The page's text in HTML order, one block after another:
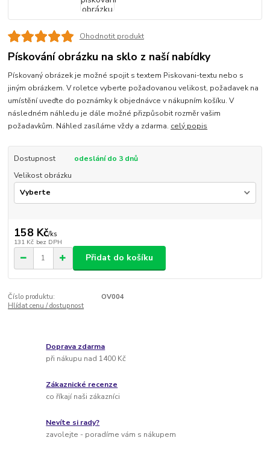
Ohodnotit produkt
Pískování obrázku na sklo z naší nabídky
Pískovaný obrázek je možné spojit s textem Piskovani-textu nebo s
jiným obrázkem. V roletce vyberte požadovanou velikost, požadavek na
umístění uveďte do poznámky k objednávce v nákupním košíku. V
následném náhledu je dále možné přizpůsobit rozměr vašim
požadavkům. Náhled zasíláme vždy a zdarma. celý popis
Dostupnost
odeslání do 3 dnů
Velikost obrázku
158 Kč/ks
131 Kč bez DPH
Přidat do košíku
Číslo produktu:
OV004
Hlídat cenu / dostupnost
Doprava zdarma
při nákupu nad 1400 Kč
Zákaznické recenze
co říkají naši zákazníci
Nevíte si rady?
zavolejte - poradíme vám s nákupem